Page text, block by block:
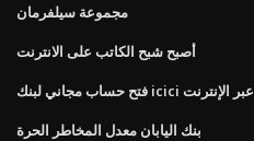
مجموعة سيلفرمان
أصبح شبح الكاتب على الانترنت
فتح حساب مجاني لبنك icici عبر الإنترنت
بنك اليابان معدل المخاطر الحرة